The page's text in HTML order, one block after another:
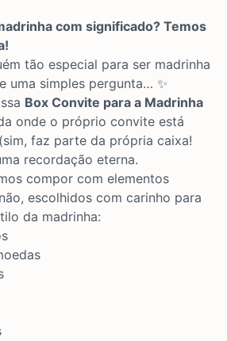
com significado? Temos
tão especial para ser madrinha
uma simples pergunta… ✨
Box Convite para a Madrinha
onde o próprio convite está
faz parte da própria caixa!
recordação eterna.
compor com elementos
escolhidos com carinho para
da madrinha: